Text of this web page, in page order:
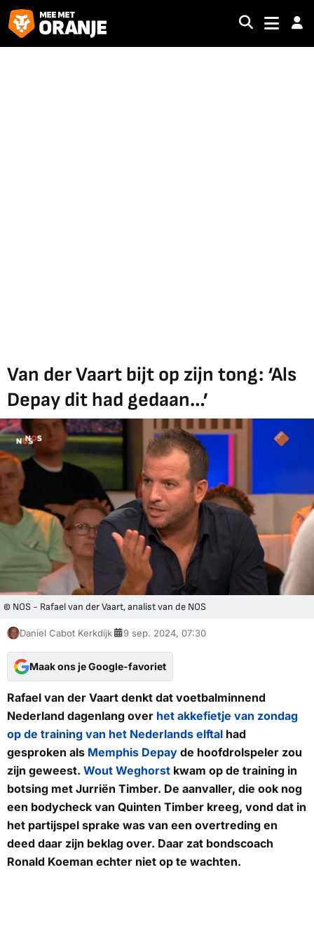
Van der Vaart bijt op zijn tong: ‘Als
Depay dit had gedaan…’
© NOS - Rafael van der Vaart, analist van de NOS
Daniel Cabot Kerkdijk 9 sep. 2024, 07:30
Maak ons je Google-favoriet
Rafael van der Vaart denkt dat voetbalminnend
Nederland dagenlang over het akkefietje van zondag
op de training van het Nederlands elftal had
gesproken als Memphis Depay de hoofdrolspeler zou
zijn geweest. Wout Weghorst kwam op de training in
botsing met Jurriën Timber. De aanvaller, die ook nog
een bodycheck van Quinten Timber kreeg, vond dat in
het partijspel sprake was van een overtreding en
deed daar zijn beklag over. Daar zat bondscoach
Ronald Koeman echter niet op te wachten.